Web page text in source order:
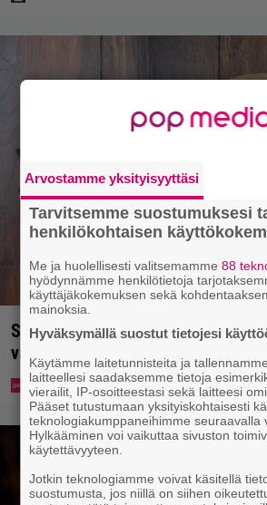
Syötkö perunoita näin? Tutkijat
vakavaan kansansairauteen
Arvostamme yksityisyyttäsi
Tarvitsemme suostumuksesi
henkilökohtaisen
Me ja huolellisesti valitsemamme88
hyödynnämme henkilötietoja
käyttäjäkokemuksen sekä
mainoksia.
Hyväksymällä suostut tietojesi
Käytämme laitetunnisteita ja
laitteellesi saadaksemme tietoja
vierailit, IP-osoitteestasi sekä laitteesi
Pääset tutustumaan yksityiskohtaisesti
teknologiakumppaneihimme seuraavalla
Hylkääminen voi vaikuttaa sivuston
käytettävyyteen.
Jotkin teknologiamme voivat käsitellä
suostumusta, jos niillä on siihen